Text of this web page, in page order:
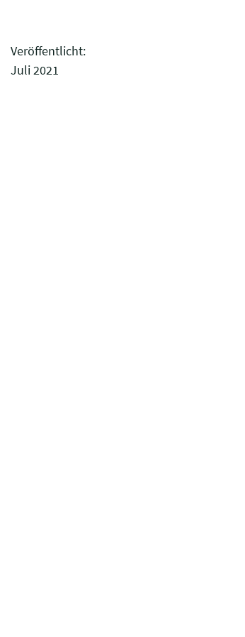
Veröffentlicht:
Juli 2021